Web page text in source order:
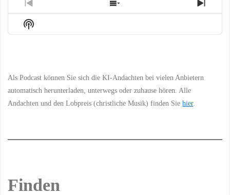
Previous
Episode
Show
Episodes
Next
Show
Podcast
Als Podcast können Sie sich die KI-Andachten bei vielen Anbietern
automatisch herunterladen, unterwegs oder zuhause hören. Alle
Andachten und den Lobpreis (christliche Musik) finden Siehier.
Finden